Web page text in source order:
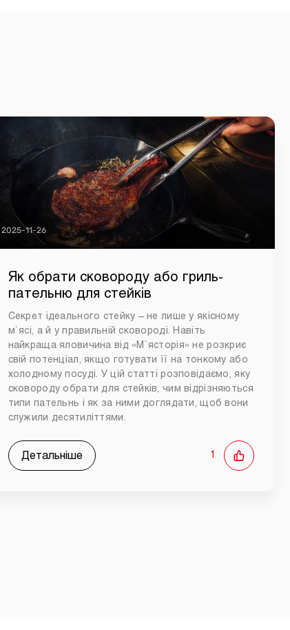
2025-11-26
Як обрати сковороду або гриль-
пательню для стейків
Секрет ідеального стейку – не лише у якісному
м`ясі, а й у правильній сковороді. Навіть
найкраща яловичина від «М`ясторія» не розкриє
свій потенціал, якщо готувати її на тонкому або
холодному посуді. У цій статті розповідаємо, яку
сковороду обрати для стейків, чим відрізняються
типи пательнь і як за ними доглядати, щоб вони
служили десятиліттями.
Детальніше 1